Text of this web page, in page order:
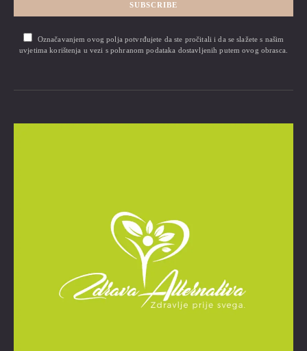
SUBSCRIBE
Označavanjem ovog polja potvrđujete da ste pročitali i da se slažete s našim
uvjetima korištenja u vezi s pohranom podataka dostavljenih putem ovog obrasca.